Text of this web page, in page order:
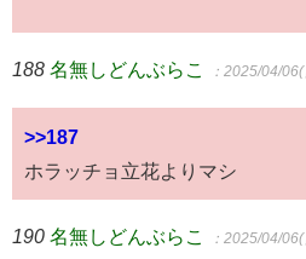
188 名無しどんぶらこ ：2025/04/
>>187
ホラッチョ立花よりマシ
190 名無しどんぶらこ ：2025/04/